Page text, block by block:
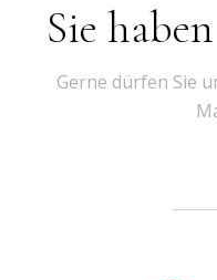
Sie
Gerne dürfen Sie